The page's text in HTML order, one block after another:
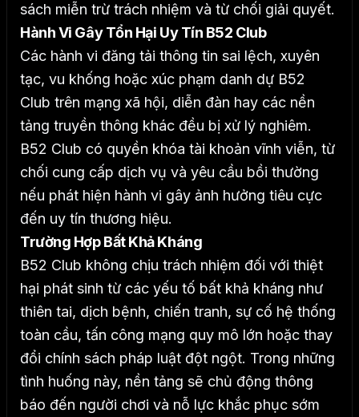
sách miễn trừ trách nhiệm và từ chối giải quyết.
Hành Vi Gây Tổn Hại Uy Tín B52 Club
Các hành vi đăng tải thông tin sai lệch, xuyên
tạc, vu khống hoặc xúc phạm danh dự B52
Club trên mạng xã hội, diễn đàn hay các nền
tảng truyền thông khác đều bị xử lý nghiêm.
B52 Club có quyền khóa tài khoản vĩnh viễn, từ
chối cung cấp dịch vụ và yêu cầu bồi thường
nếu phát hiện hành vi gây ảnh hưởng tiêu cực
đến uy tín thương hiệu.
Trường Hợp Bất Khả Kháng
B52 Club không chịu trách nhiệm đối với thiệt
hại phát sinh từ các yếu tố bất khả kháng như
thiên tai, dịch bệnh, chiến tranh, sự cố hệ thống
toàn cầu, tấn công mạng quy mô lớn hoặc thay
đổi chính sách pháp luật đột ngột. Trong những
tình huống này, nền tảng sẽ chủ động thông
báo đến người chơi và nỗ lực khắc phục sớm